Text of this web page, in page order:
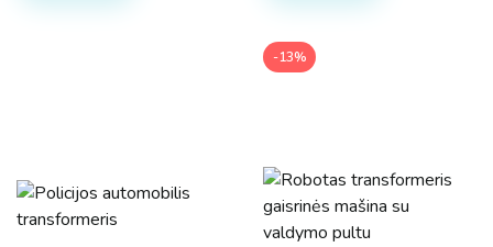
-13%